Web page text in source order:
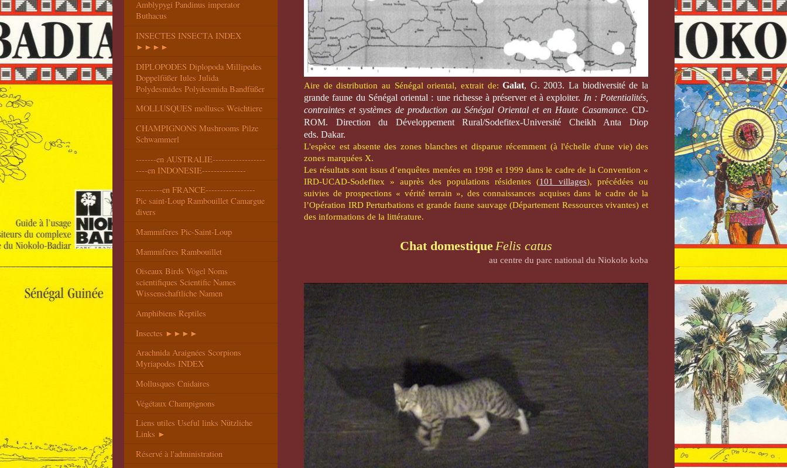
Aire de distribution au Sénégal oriental, extrait de:Galat, G. 2003. La biodiversité de la
grande faune du Sénégal oriental : une richesse à préserver et à exploiter. In : Potentialités,
contraintes et systèmes de production au Sénégal Oriental et en Haute Casamance. CD-
ROM. Direction du Développement Rural/Sodefitex-Université Cheikh Anta Diop
eds. Dakar.
L'espèce est absente des zones blanches et disparue récemment (à l'échelle d'une vie) des
zones marquées X.
Les résultats sont issus d’enquêtes menées en 1998 et 1999 dans le cadre de la Convention «
IRD-UCAD-Sodefitex » auprès des populations résidentes (101 villages), précédées ou
suivies de prospections « vérité terrain », des connaissances acquises dans le cadre de la
l’Opération IRD Perturbations et grande faune sauvage (Département Ressources vivantes) et
des informations de la littérature.
Chat domestiqueFelis catus
au centre du parc national du Niokolo koba
Amblypygi Pandinus imperator
Buthacus
INSECTES INSECTA INDEX
►►►►
DIPLOPODES Diplopoda Millipedes
Doppelfüßer Iules Julida
Polydesmides Polydesmida Bandfüßer
MOLLUSQUES molluscs Weichtiere
CHAMPIGNONS Mushrooms Pilze
Schwammerl
-------en AUSTRALIE------------------
----en INDONESIE---------------
---------en FRANCE-----------------
Pic saint-Loup Rambouillet Camargue
divers
Mammifères Pic-Saint-Loup
Mammifères Rambouillet
Oiseaux Birds Vögel Noms
scientifiques Scientific Names
Wissenschaftliche Namen
Amphibiens Reptiles
Insectes ►►►►
Arachnida Araignées Scorpions
Myriapodes INDEX
Mollusques Cnidaires
Végétaux Champignons
Liens utiles Useful links Nützliche
Links ►
Réservé à l'administration